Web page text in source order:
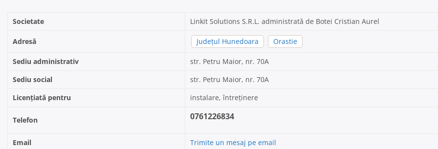
Societate Linkit Solutions S.R.L. administrată de Botei Cristian Aurel
Adresă Județul Hunedoara Orastie
Sediu administrativ
str. Petru Maior, nr. 70A
Sediu social
str. Petru Maior, nr. 70A
Licențiată pentru
instalare, întreținere
Telefon 0761226834
Email
Trimite un mesaj pe email